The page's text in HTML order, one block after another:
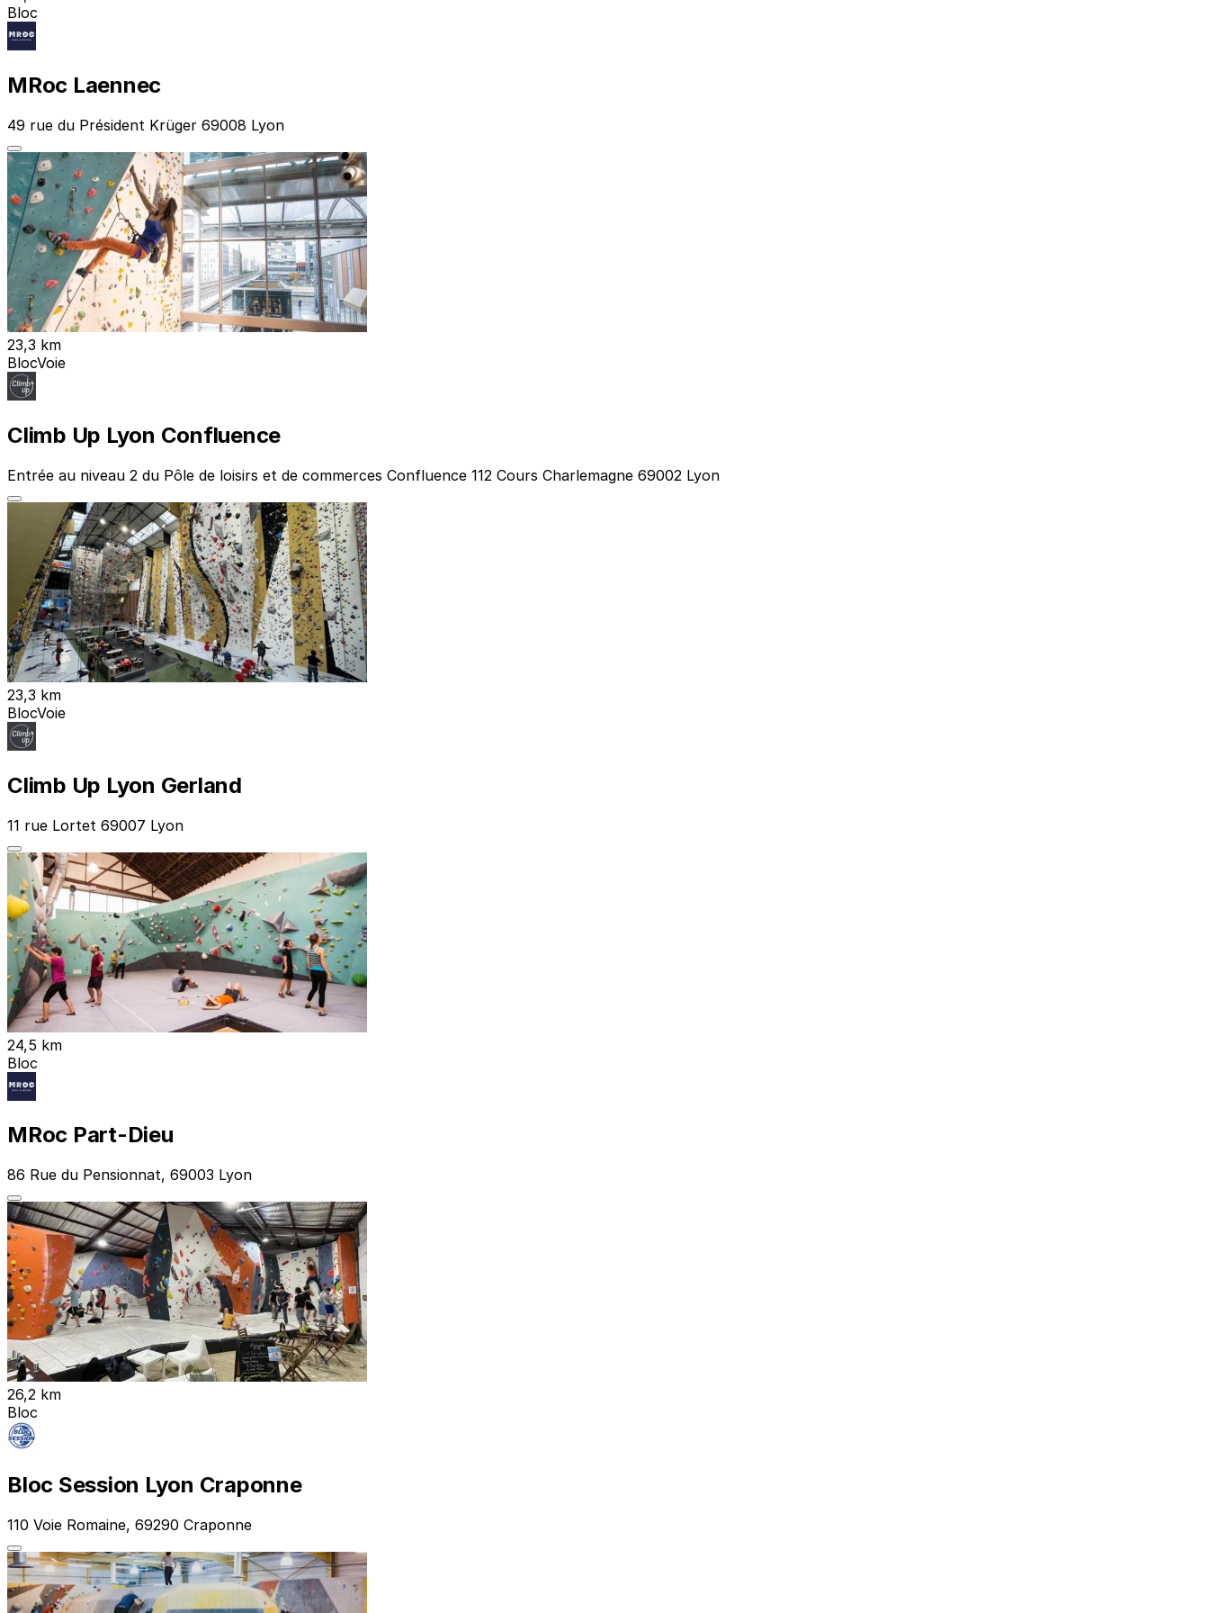
Bloc
MRoc Laennec
49 rue du Président Krüger 69008 Lyon
23,3 km
BlocVoie
Climb Up Lyon Confluence
Entrée au niveau 2 du Pôle de loisirs et de commerces Confluence 112 Cours Charlemagne 69002 Lyon
23,3 km
BlocVoie
Climb Up Lyon Gerland
11 rue Lortet 69007 Lyon
24,5 km
Bloc
MRoc Part-Dieu
86 Rue du Pensionnat, 69003 Lyon
26,2 km
Bloc
Bloc Session Lyon Craponne
110 Voie Romaine, 69290 Craponne